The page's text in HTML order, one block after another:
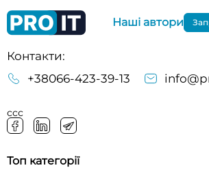
Контакти:
+38066-423-39-13
ссс
Наші автори
Топ категорії